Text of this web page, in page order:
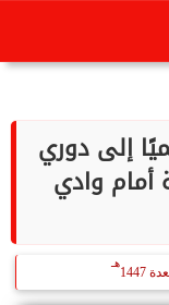
إلى دوري
أمام وادي
هـ